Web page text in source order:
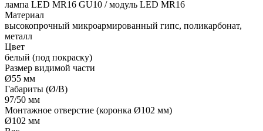
лампа LED MR16 GU10 / модуль LED MR16
Материал
высокопрочный микроармированный гипс, поликарбонат,
металл
Цвет
белый (под покраску)
Размер видимой части
Ø55 мм
Габариты (Ø/В)
97/50 мм
Монтажное отверстие (коронка Ø102 мм)
Ø102 мм